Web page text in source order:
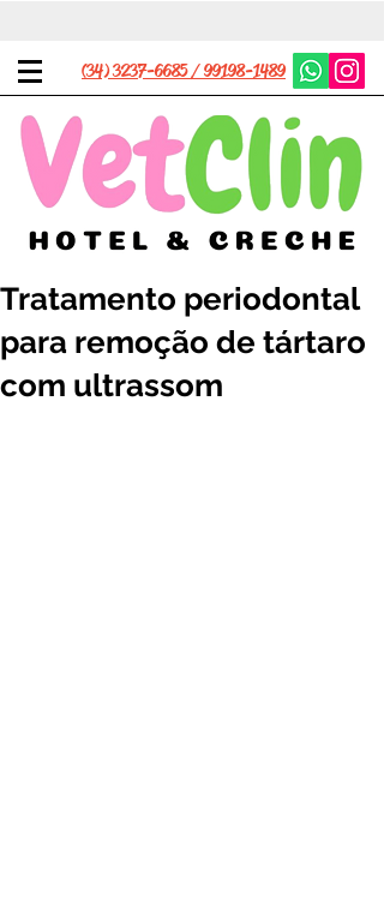
(34) 3237-6685 / 99198-1489
Tratamento periodontal
para remoção de tártaro
com ultrassom